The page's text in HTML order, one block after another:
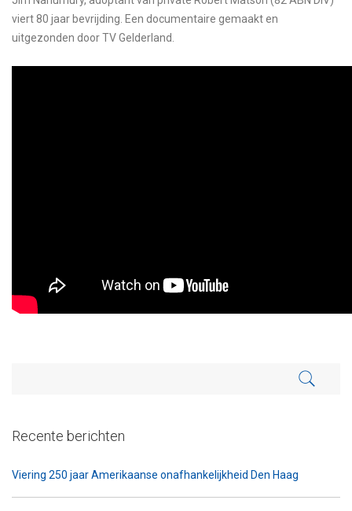
viert 80 jaar bevrijding. Een documentaire gemaakt en
uitgezonden door TV Gelderland.
Recente berichten
Viering 250 jaar Amerikaanse onafhankelijkheid Den Haag